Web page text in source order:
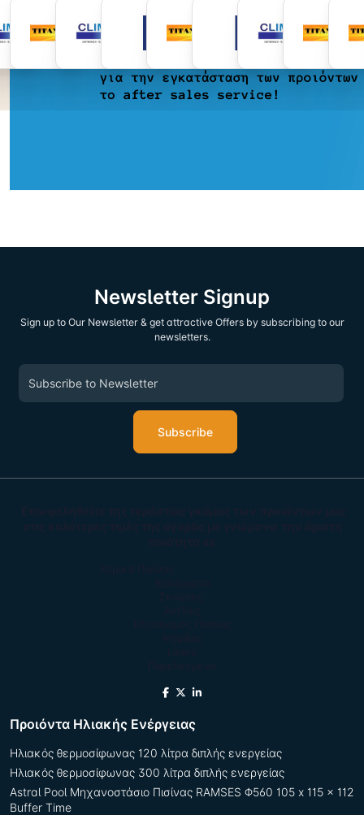
Newsletter Signup
Sign up to Our Newsletter & get attractive Offers by subscribing to our
newsletters.
Subscribe
Προιόντα Ηλιακής Ενέργειας
Hλιακός θερμοσίφωνας 120 λίτρα διπλής ενεργείας
Ηλιακός θερμοσίφωνας 300 λίτρα διπλής ενεργείας
Astral Pool Μηχανοστάσιο Πισίνας RAMSES Φ560 105 x 115 x 112
Buffer Time